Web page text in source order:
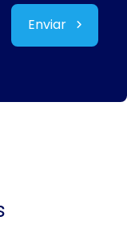
Enviar